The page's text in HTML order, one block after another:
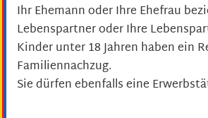
Ihr Ehemann oder Ihre Ehefrau
Lebenspartner oder Ihre
Kinder unter 18 Jahren haben ein
Familiennachzug.
Sie dürfen ebenfalls eine